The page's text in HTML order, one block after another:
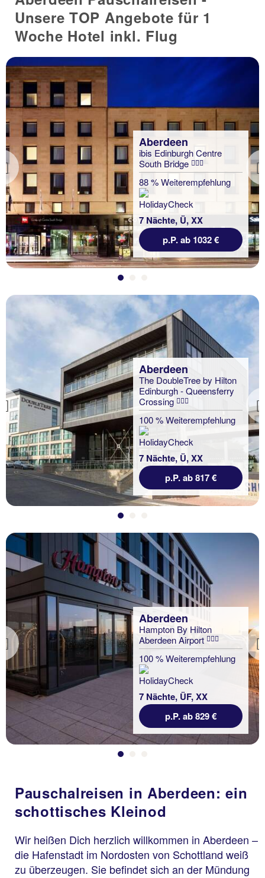
Unsere TOP Angebote für 1
Woche Hotel inkl. Flug
Previous
Aberdeen
ibis Edinburgh Centre
South Bridge
88 % Weiterempfehlung
7 Nächte, Ü, XX
p.P. ab 1032 €
Previous
Aberdeen
The DoubleTree by Hilton
Edinburgh - Queensferry
Crossing
100 % Weiterempfehlung
7 Nächte, Ü, XX
p.P. ab 817 €
Previous
Aberdeen
Hampton By Hilton
Aberdeen Airport
100 % Weiterempfehlung
7 Nächte, ÜF, XX
p.P. ab 829 €
Pauschalreisen in Aberdeen: ein
schottisches Kleinod
Wir heißen Dich herzlich willkommen in Aberdeen –
die Hafenstadt im Nordosten von Schottland weiß
zu überzeugen. Sie befindet sich an der Mündung